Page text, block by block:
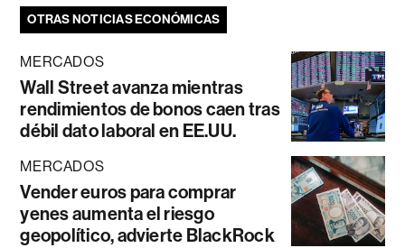
OTRAS NOTICIAS ECONÓMICAS
MERCADOS
Wall Street avanza mientras
rendimientos de bonos caen tras
débil dato laboral en EE.UU.
MERCADOS
Vender euros para comprar
yenes aumenta el riesgo
geopolítico, advierte BlackRock